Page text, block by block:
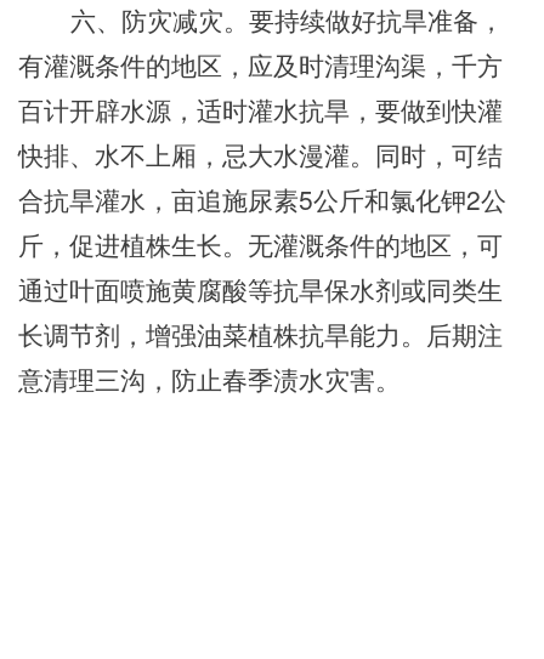
六、防灾减灾。要持续做好抗旱准备，
有灌溉条件的地区 ，应及时清理沟渠，千方
百计开辟水源，适时灌水抗旱，要做到快灌
快排、水不上厢，忌大水漫灌。同时，可结
合抗旱灌水，亩追施尿素5公斤和氯化钾2公
斤，促进植株生长。无灌溉条件的地区 ，可
通过叶面喷施黄腐酸等抗旱保水剂或同类生
长调节剂，增强油菜植株抗旱能力。后期注
意清理三沟，防止春季渍水灾害。